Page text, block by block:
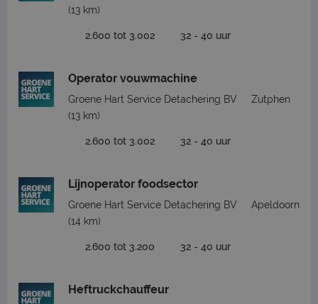
(13 km)
2.600 tot 3.002 32 - 40 uur
Operator vouwmachine
Groene Hart Service Detachering BV
Zutphen
(13 km)
2.600 tot 3.002 32 - 40 uur
Lijnoperator foodsector
Groene Hart Service Detachering BV
Apeldoorn
(14 km)
2.600 tot 3.200 32 - 40 uur
Heftruckchauffeur